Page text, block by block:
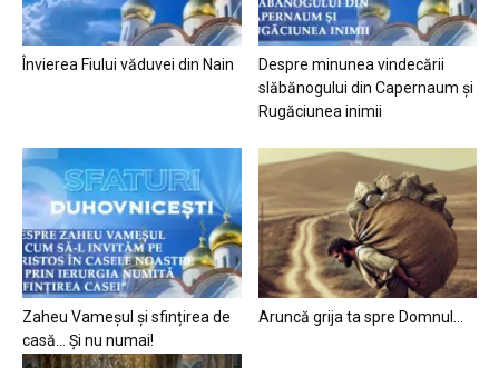
Învierea Fiului văduvei din Nain
Despre minunea vindecării
slăbănogului din Capernaum și
Rugăciunea inimii
Zaheu Vameșul și sfințirea de
casă… Și nu numai!
Aruncă grija ta spre Domnul…